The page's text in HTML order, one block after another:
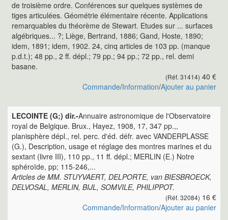
de troisième ordre. Conférences sur quelques systèmes de
tiges articulées. Géométrie élémentaire récente. Applications
remarquables du théorème de Stewart. Etudes sur ... surfaces
algébriques... ?; Liège, Bertrand, 1886; Gand, Hoste, 1890;
idem, 1891; idem, 1902. 24, cinq articles de 103 pp. (manque
p.d.t.); 48 pp., 2 ff. dépl.; 79 pp.; 94 pp.; 72 pp., rel. demi
basane.
(Réf. 31414) 40 €
Commande/Information/Ajouter au panier
LECOINTE (G;) dir.-Annuaire astronomique de l'Observatoire
royal de Belgique. Brux., Hayez, 1908, 17, 347 pp.,,
planisphère dépl., rel. perc. d'éd. défr. avec VANDERPLASSE
(G.), Description, usage et réglage des montres marines et du
sextant (livre III), 110 pp., 11 ff. dépl.; MERLIN (E.) Notre
sphéroïde, pp; 115-246,...
Articles de MM. STUYVAERT, DELPORTE, van BIESBROECK,
DELVOSAL, MERLIN, BIJL, SOMVILE, PHILIPPOT.
(Réf. 32084) 16 €
Commande/Information/Ajouter au panier